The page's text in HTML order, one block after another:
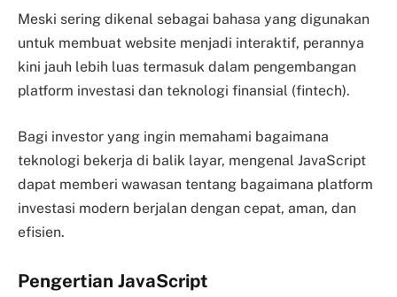
Meski sering dikenal sebagai bahasa yang digunakan
untuk membuat website menjadi interaktif, perannya
kini jauh lebih luas termasuk dalam pengembangan
platform investasi dan teknologi finansial (fintech).
Bagi investor yang ingin memahami bagaimana
teknologi bekerja di balik layar, mengenal JavaScript
dapat memberi wawasan tentang bagaimana platform
investasi modern berjalan dengan cepat, aman, dan
efisien.
Pengertian JavaScript